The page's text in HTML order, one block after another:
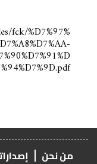
fck/%D7%97%
من نحن